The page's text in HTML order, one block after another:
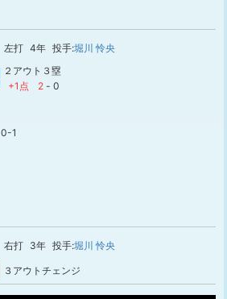
左打 4年 投手:堀川 怜央
２アウト３塁
+1点
2 - 0
0-1
右打 3年 投手:堀川 怜央
３アウトチェンジ